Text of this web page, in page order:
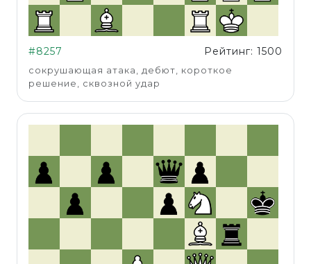
#8257 Рейтинг: 1500
сокрушающая атака, дебют, короткое
решение, сквозной удар